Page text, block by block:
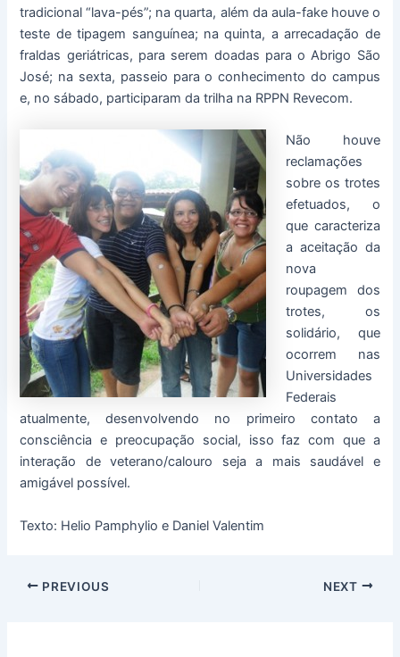
tradicional “lava-pés”; na quarta, além da aula-fake houve o
teste de tipagem sanguínea; na quinta, a arrecadação de
fraldas geriátricas, para serem doadas para o Abrigo São
José; na sexta, passeio para o conhecimento do campus
e, no sábado, participaram da trilha na RPPN Revecom.
Não houve
reclamações
sobre os trotes
efetuados, o
que caracteriza
a aceitação da
nova
roupagem dos
trotes, os
solidário, que
ocorrem nas
Universidades
Federais
atualmente, desenvolvendo no primeiro contato a
consciência e preocupação social, isso faz com que a
interação de veterano/calouro seja a mais saudável e
amigável possível.
Texto: Helio Pamphylio e Daniel Valentim
PREVIOUS NEXT